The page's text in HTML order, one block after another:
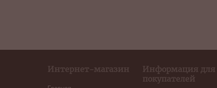
Интернет-магазин
Информация для
покупателей